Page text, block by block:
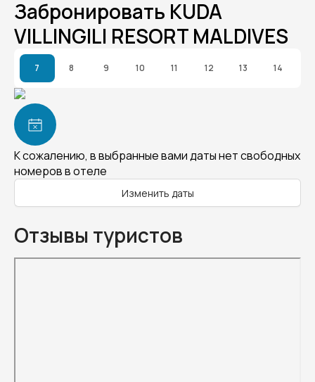
Забронировать KUDA
VILLINGILI RESORT MALDIVES
7 8 9 10 11 12 13 14
К сожалению, в выбранные вами даты нет свободных
номеров в отеле
Изменить даты
Отзывы туристов